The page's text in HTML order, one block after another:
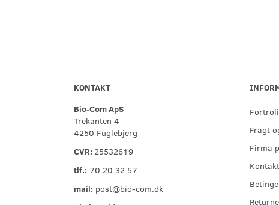
KONTAKT
Bio-Com ApS
Trekanten 4
4250 Fuglebjerg
CVR: 25532619
tlf.: 70 20 32 57
mail: post@bio-com.dk
Fragt
Firma